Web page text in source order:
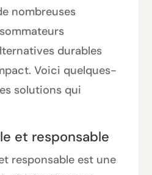
nombreuses
durables
Voici quelques-
solutions qui
et responsable
responsable est une